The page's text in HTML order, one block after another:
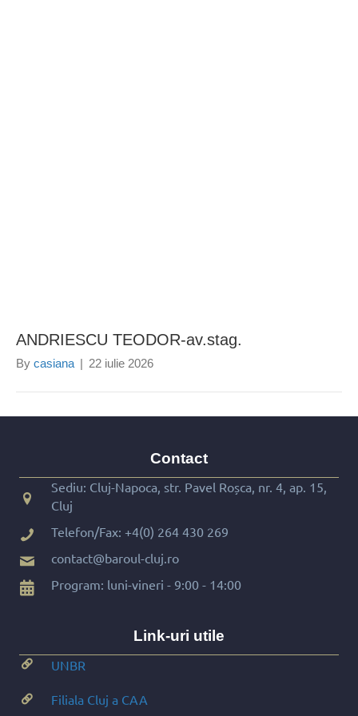
ANDRIESCU TEODOR-av.stag.
By casiana | 22 iulie 2026
Contact
Sediu: Cluj-Napoca, str. Pavel Roșca, nr. 4, ap. 15,
Cluj
Telefon/Fax: +4(0) 264 430 269
contact@baroul-cluj.ro
Program: luni-vineri - 9:00 - 14:00
Link-uri utile
UNBR
Filiala Cluj a CAA